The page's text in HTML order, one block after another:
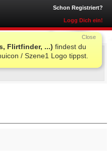
Schon Registriert?
Logg Dich ein!
Flirtfinder, ...) findest du
/ Szene1 Logo tippst.
Close